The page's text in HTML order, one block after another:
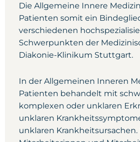
Die Allgemeine Innere
Patienten somit ein
verschiedenen
Schwerpunkten der
Diakonie-Klinikum Stuttgart.
In der Allgemeinen Inneren
Patienten behandelt mit
komplexen oder unklaren
unklaren
unklaren Krankheitsursachen.